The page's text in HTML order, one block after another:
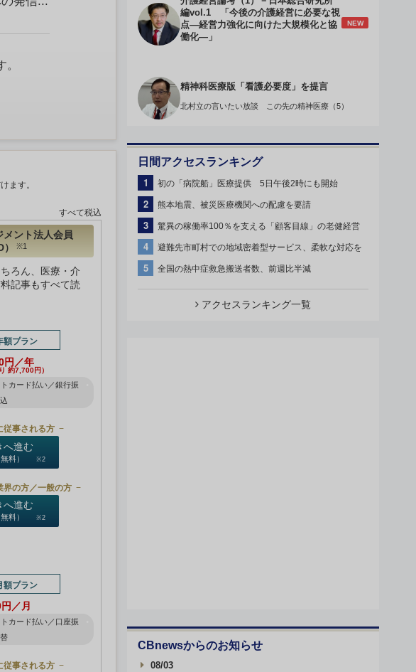
ます。
すべて税込
ント法人会員
※1
ろん、医療・介
記事もすべて読
額プラン
円／年
約7,700円）
カード払い／銀行振
込
従事される方
へ進む
料） ※2
界の方／一般の方
へ進む
料） ※2
額プラン
／月
カード払い／口座振
替
従事される方
編vol.1 「今後の介護経営に必要な視
点―経営力強化に向けた大規模化と協
働化―」
NEW
精神科医療版「看護必要度」を提言
北村立の言いたい放談 この先の精神医療（5）
日間アクセスランキング
1 初の「病院船」医療提供 5日午後2時にも開始
2 熊本地震、被災医療機関への配慮を要請
3 驚異の稼働率100％を支える「顧客目線」の老健経営
4 避難先市町村での地域密着型サービス、柔軟な対応を
5 全国の熱中症救急搬送者数、前週比半減
アクセスランキング一覧
CBnewsからのお知らせ
08/03